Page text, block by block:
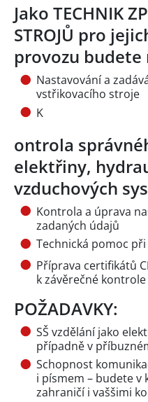
Jako TECHNIK
STROJŮ pro
provozu
Nastavování a
vstřikovacího stroje
K
ontrola
elektřiny,
vzduchových
Kontrola a úprava
zadaných údajů
Technická pomoc
Příprava certifikátů
k závěrečné
POŽADAVKY:
SŠ vzdělání jako
případně v
Schopnost
i písmem – budete v
zahraničí i vaššimi